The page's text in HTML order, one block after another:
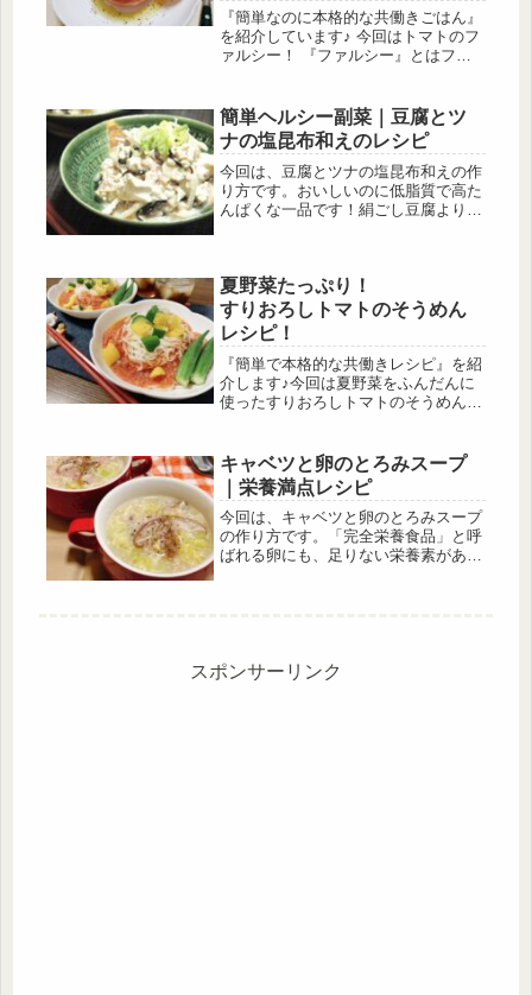
理！
『簡単なのに本格的な共働きごはん』
を紹介しています♪ 今回はトマトのフ
ァルシー！ 『ファルシー』とはフラ
た料理のことです 今回は切ってくり
抜くだけで簡単にできるトマトを使っ
たファルシーとなっています！
簡単ヘルシー副菜｜豆腐とツ
ナの塩昆布和えのレシピ
今回は、豆腐とツナの塩昆布和えの作
り方です。おいしいのに低脂質で高た
んぱくな一品です！絹ごし豆腐よりも
夏野菜たっぷり！
すりおろしトマトのそうめん
レシピ！
『簡単で本格的な共働きレシピ』を紹
介します♪今回は夏野菜をふんだんに
使ったすりおろしトマトのそうめんの
て、身体を冷やしてくれるので夏にピ
ッタリの一品です。
キャベツと卵のとろみスープ
｜栄養満点レシピ
今回は、キャベツと卵のとろみスープ
の作り方です。「完全栄養食品」と呼
ばれる卵にも、足りない栄養素がある
スポンサーリンク